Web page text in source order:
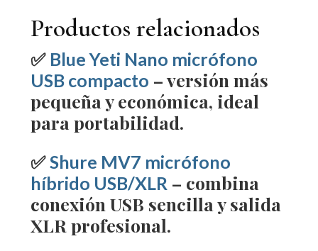
Productos relacionados
✅ Blue Yeti Nano micrófono
USB compacto – versión más
pequeña y económica, ideal
para portabilidad.
✅Shure MV7 micrófono
híbrido USB/XLR – combina
conexión USB sencilla y salida
XLR profesional.